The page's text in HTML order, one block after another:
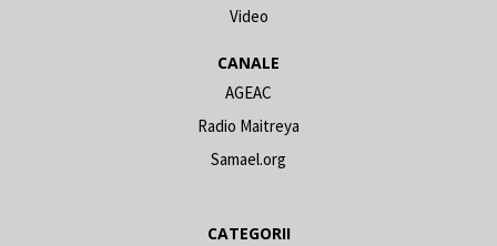
Video
CANALE
AGEAC
Radio Maitreya
Samael.org
CATEGORII